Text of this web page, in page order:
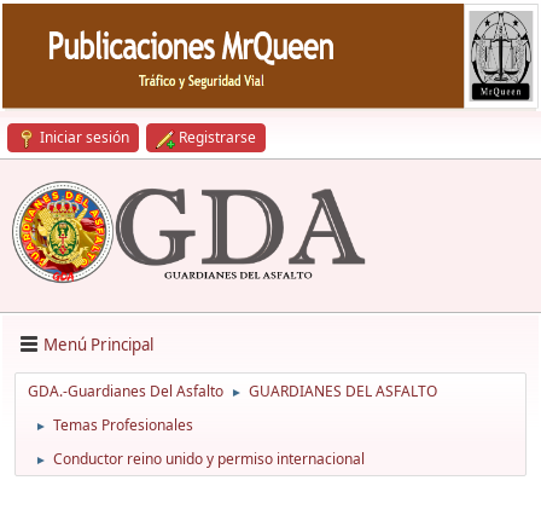
Iniciar sesión Registrarse
Menú Principal
GDA.-Guardianes Del Asfalto ► GUARDIANES DEL ASFALTO
► Temas Profesionales
► Conductor reino unido y permiso internacional